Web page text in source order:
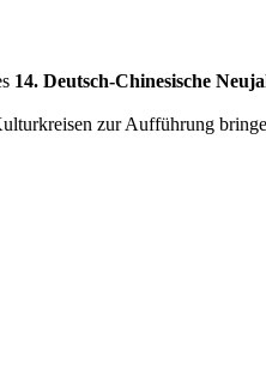
14. Deutsch-Chinesische
zur Aufführung